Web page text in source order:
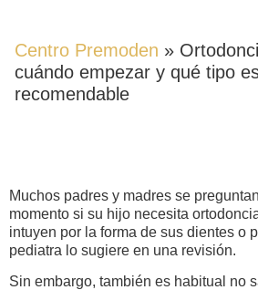
Centro Premoden »
cuándo empezar y qué tipo
recomendable
Muchos padres y madres se
momento si su hijo necesita
intuyen por la forma de sus dientes o
pediatra lo sugiere en una revisión.
Sin embargo, también es habitual no